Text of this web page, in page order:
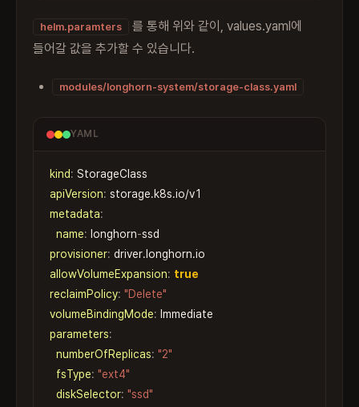
helm.paramters
를 통해 위와 같이, values.yaml에
들어갈 값을 추가할 수 있습니다.
modules/longhorn-system/storage-class.yaml
YAML
kind:
apiVersion:
metadata:
name: longhorn-
provisioner:
allowVolumeExpansion: true
reclaimPolicy: "Delete"
volumeBindingMode:
parameters:
numberOfReplicas: "2"
fsType: "ext4"
diskSelector: "ssd"